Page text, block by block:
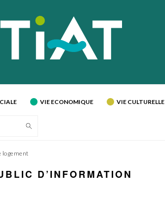
VIE ECONOMIQUE VIE CULTURELLE
logement
D’INFORMATION